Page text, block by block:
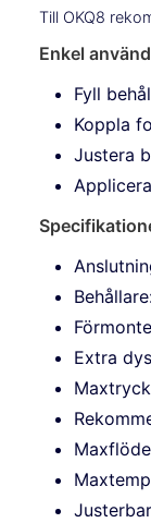
Till OKQ8
Enkel
Fyll
Koppla
Justera
Extra